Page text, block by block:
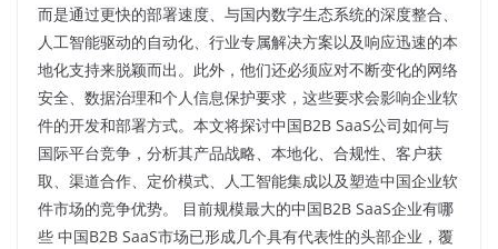
而是通过更快的部署速度、与国内数字生态系统的深度整合、
人工智能驱动的自动化、行业专属解决方案以及响应迅速的本
地化支持来脱颖而出。此外，他们还必须应对不断变化的网络
安全、数据治理和个人信息保护要求，这些要求会影响企业软
件的开发和部署方式。本文将探讨中国B2B SaaS公司如何与
国际平台竞争，分析其产品战略、本地化、合规性、客户获
取、渠道合作、定价模式、人工智能集成以及塑造中国企业软
件市场的竞争优势。 目前规模最大的中国B2B SaaS企业有哪
些 中国B2B SaaS市场已形成几个具有代表性的头部企业，覆